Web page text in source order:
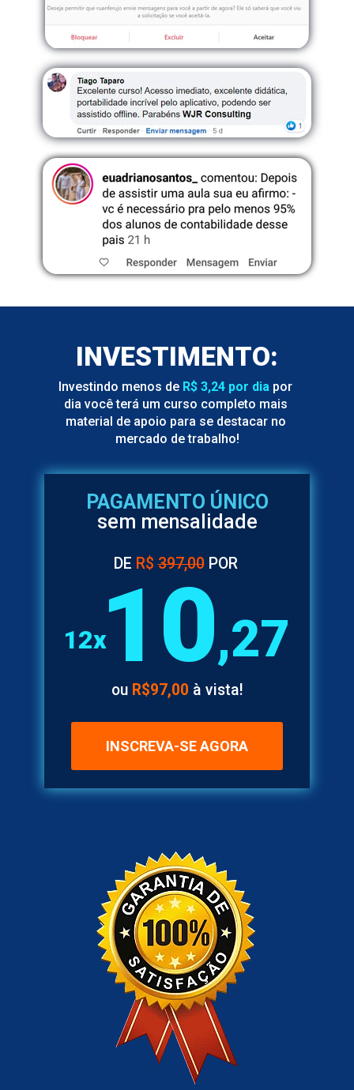
INSCREVA-SE AGORA
INVESTIMENTO:
ou R$97,00 à vista!
PAGAMENTO ÚNICO
sem mensalidade
Investindo menos de R$ 3,24 por dia por
dia você terá um curso completo mais
material de apoio para se destacar no
mercado de trabalho!
10
12x ,27
DE R$ 397,00 POR